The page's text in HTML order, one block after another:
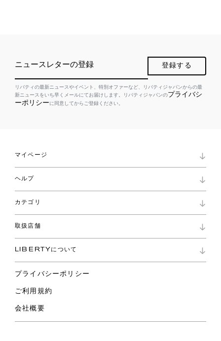
ニュースレターの登録 登録する
リバティの最新ニュースやイベント、特別オファーなど、リバティジャパンからの最
新ニュースをいち早くメールにてお届けします。リバティジャパンのプライバシ
ーポリシーに同意してからご登録ください。
マイページ
ロイヤリティプログラム
パスワード再設定
ショッピングバッグ
ヘルプ
お問い合わせ
よくあるご質問
ご利用ガイド
カテゴリ
コレクション
ファブリックス
バッグ
スカーフ
ウェア
ライフスタイル
スペシャル
取扱店舗
リバティ・ファブリックス
LIBERTYについて
プライバシーポリシー
ご利用規約
会社概要